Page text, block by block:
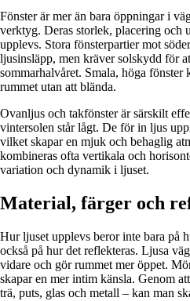
Fönster är mer än bara öppningar i
verktyg. Deras storlek, placering och
upplevs. Stora fönsterpartier mot
ljusinsläpp, men kräver solskydd för
sommarhalvåret. Smala, höga
rummet utan att blända.
Ovanljus och takfönster är särskilt
vintersolen står lågt. De för in ljus
vilket skapar en mjuk och behaglig
kombineras ofta vertikala och
variation och dynamik i ljuset.
Material, färger och
Hur ljuset upplevs beror inte bara på
också på hur det reflekteras. Ljusa
vidare och gör rummet mer öppet.
skapar en mer intim känsla. Genom
trä, puts, glas och metall – kan man